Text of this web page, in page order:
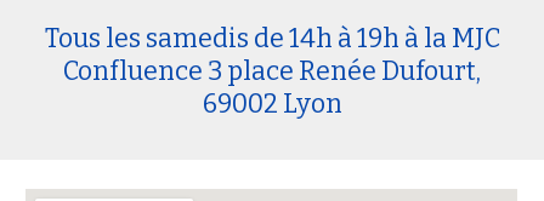
Tous les samedis de 14h à 19h à la MJC
Confluence 3 place Renée Dufourt,
69002 Lyon